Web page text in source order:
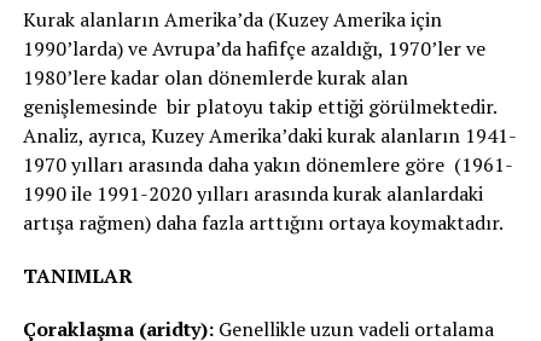
Kurak alanların Amerika’da (Kuzey Amerika için
1990’larda) ve Avrupa’da hafifçe azaldığı, 1970’ler ve
1980’lere kadar olan dönemlerde kurak alan
genişlemesinde bir platoyu takip ettiği görülmektedir.
Analiz, ayrıca, Kuzey Amerika’daki kurak alanların 1941-
1970 yılları arasında daha yakın dönemlere göre (1961-
1990 ile 1991-2020 yılları arasında kurak alanlardaki
artışa rağmen) daha fazla arttığını ortaya koymaktadır.
TANIMLAR
Çoraklaşma (aridty):Genellikle uzun vadeli ortalama